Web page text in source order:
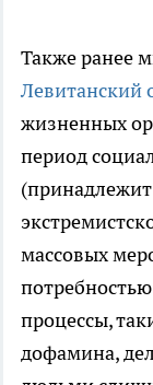
Также ранее
Левитанский
жизненных
период
массовых
процессы,
дофамина,